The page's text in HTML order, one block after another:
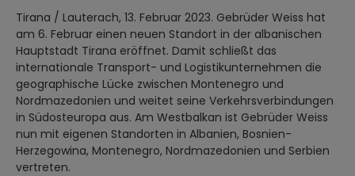
Tirana / Lauterach, 13. Februar 2023. Gebrüder Weiss hat
am 6. Februar einen neuen Standort in der albanischen
Hauptstadt Tirana eröffnet. Damit schließt das
internationale Transport- und Logistikunternehmen die
geographische Lücke zwischen Montenegro und
Nordmazedonien und weitet seine Verkehrsverbindungen
in Südosteuropa aus. Am Westbalkan ist Gebrüder Weiss
nun mit eigenen Standorten in Albanien, Bosnien-
Herzegowina, Montenegro, Nordmazedonien und Serbien
vertreten.